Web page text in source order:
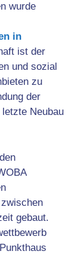
wurde
in
ist der
und sozial
zu
der
Neubau
gebaut.